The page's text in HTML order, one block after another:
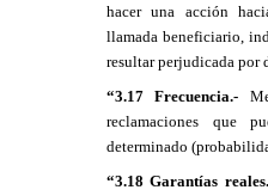
hacer una acción
llamada beneficiario,
resultar perjudicada por
“3.17 Frecuencia.-
reclamaciones que
determinado
“3.18 Garantías